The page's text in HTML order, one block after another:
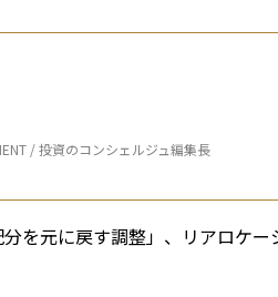
/ 投資のコンシェルジュ編集長
を元に戻す調整」、リアロケ